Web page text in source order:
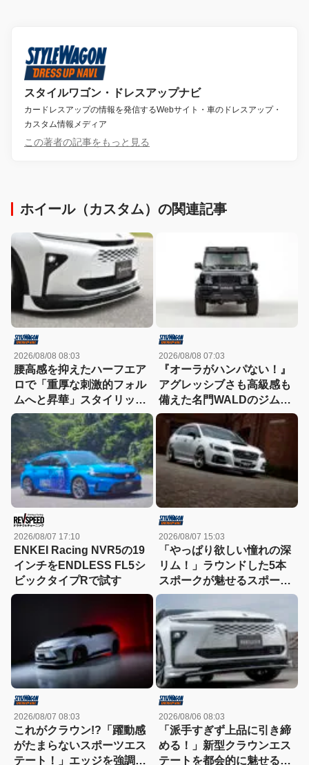
スタイルワゴン・ドレスアップナビ
カードレスアップの情報を発信するWebサイト・車のドレスアップ・
カスタム情報メディア
この著者の記事をもっと見る
ホイール（カスタム）の関連記事
2026/08/08 08:03
腰高感を抑えたハーフエア
ロで「重厚な刺激的フォル
ムへと昇華」スタイリッシ
ュなエステートを構築
2026/08/08 07:03
『オーラがハンパない！』
アグレッシブさも高級感も
備えた名門WALDのジムニ
ーノマド用ボディキット
2026/08/07 17:10
ENKEI Racing NVR5の19
インチをENDLESS FL5シ
ビックタイプRで試す
2026/08/07 15:03
「やっぱり欲しい憧れの深
リム！」ラウンドした5本
スポークが魅せるスポーツ
コンケイブを履いてみた
い！
2026/08/07 08:03
これがクラウン!?「躍動感
がたまらないスポーツエス
テート！」エッジを強調し
2026/08/06 08:03
「派手すぎず上品に引き締
める！」新型クラウンエス
テートを都会的に魅せる、